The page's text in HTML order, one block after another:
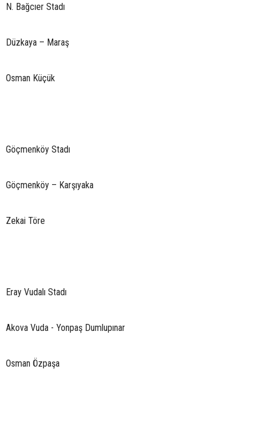
N. Bağcıer Stadı
Düzkaya – Maraş
Osman Küçük
Göçmenköy Stadı
Göçmenköy – Karşıyaka
Zekai Töre
Eray Vudalı Stadı
Akova Vuda - Yonpaş Dumlupınar
Osman Özpaşa